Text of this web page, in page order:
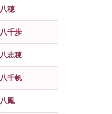
八穂
八千歩
八志穂
八千帆
八鳳